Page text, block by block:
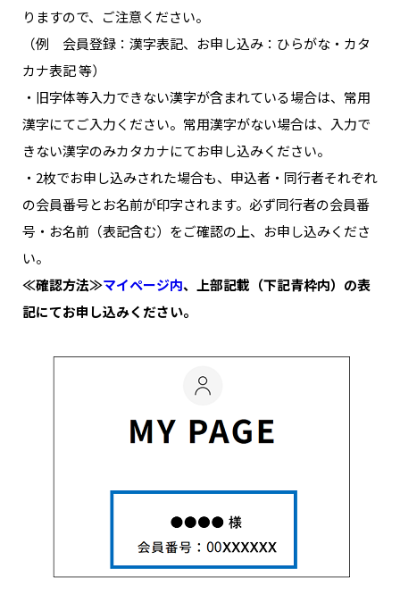
りますので、ご注意ください。
（例 会員登録：漢字表記、お申し込み：ひらがな・カタ
カナ表記 等）
・旧字体等入力できない漢字が含まれている場合は、常用
漢字にてご入力ください。常用漢字がない場合は、入力で
きない漢字のみカタカナにてお申し込みください。
・2枚でお申し込みされた場合も、申込者・同行者それぞれ
の会員番号とお名前が印字されます。必ず同行者の会員番
号・お名前（表記含む）をご確認の上、お申し込みくださ
い。
≪確認方法≫マイページ内、上部記載（下記青枠内）の表
記にてお申し込みください。